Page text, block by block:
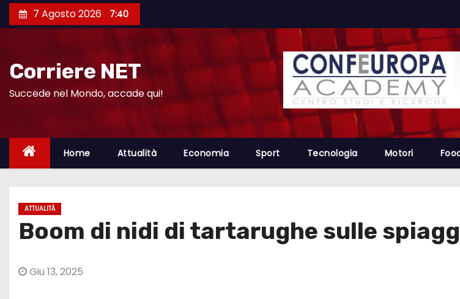
a
7 Agosto 2026 7:40
Corriere NET
Succede nel Mondo, accade qui!
Home Attualità Economia Sport Tecnologia Motori
ATTUALITÀ
Boom di nidi di tartarughe sulle
Giu 13, 2025